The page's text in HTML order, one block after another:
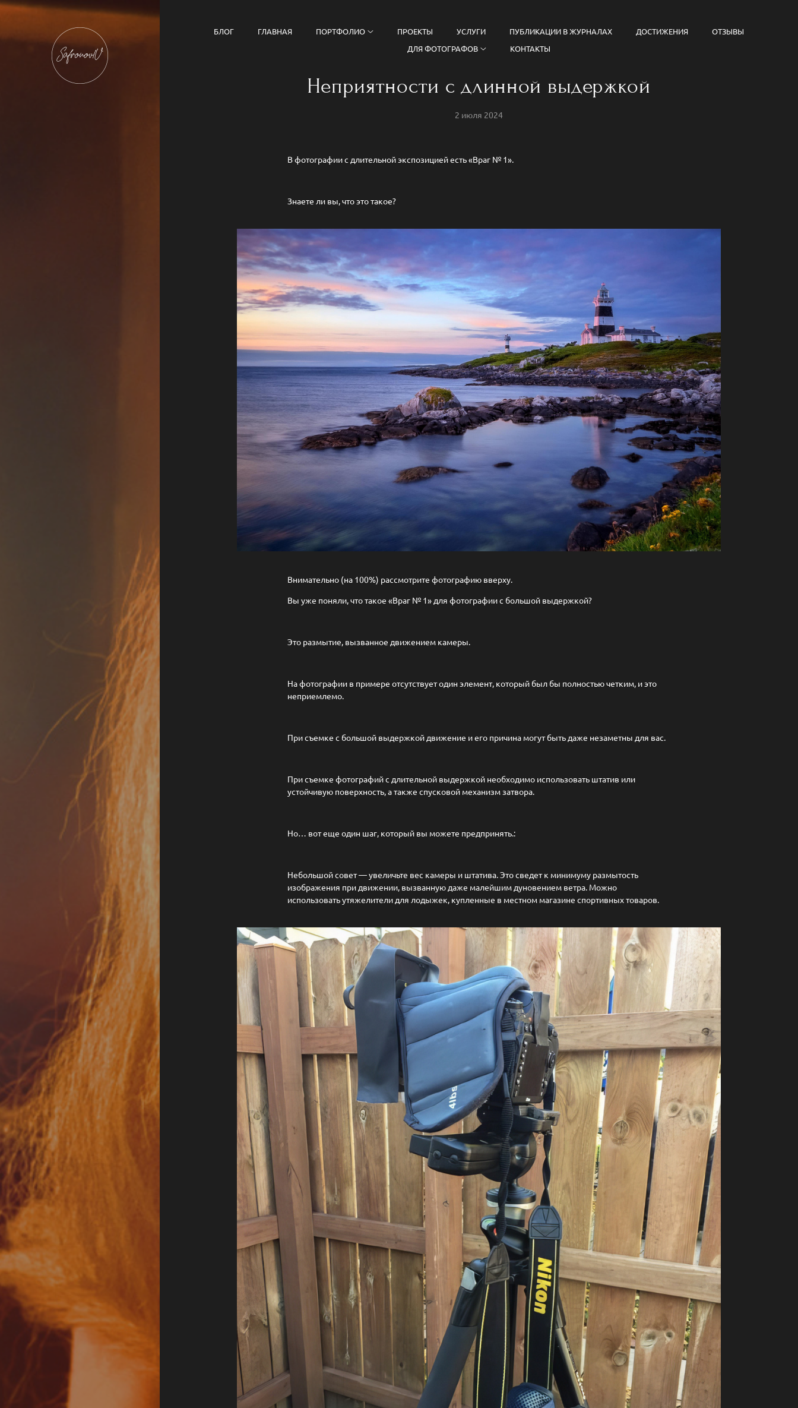
БЛОГ ГЛАВНАЯ ПОРТФОЛИО ПРОЕКТЫ УСЛУГИ ПУБЛИКАЦИИ В ЖУРНАЛАХ ДОСТИЖЕНИЯ
ОТЗЫВЫ
ДЛЯ ФОТОГРАФОВ
КОНТАКТЫ
Неприятности с длинной выдержкой
2 июля 2024
В фотографии с длительной экспозицией есть «Враг № 1».
Знаете ли вы, что это такое?
Внимательно (на 100%) рассмотрите фотографию вверху.
Вы уже поняли, что такое «Враг № 1» для фотографии с большой выдержкой?
Это размытие, вызванное движением камеры.
На фотографии в примере отсутствует один элемент, который был бы полностью четким, и это
неприемлемо.
При съемке с большой выдержкой движение и его причина могут быть даже незаметны для вас.
При съемке фотографий с длительной выдержкой необходимо использовать штатив или
устойчивую поверхность, а также спусковой механизм затвора.
Но… вот еще один шаг, который вы можете предпринять.:
Небольшой совет — увеличьте вес камеры и штатива. Это сведет к минимуму размытость
изображения при движении, вызванную даже малейшим дуновением ветра. Можно
использовать утяжелители для лодыжек, купленные в местном магазине спортивных товаров.